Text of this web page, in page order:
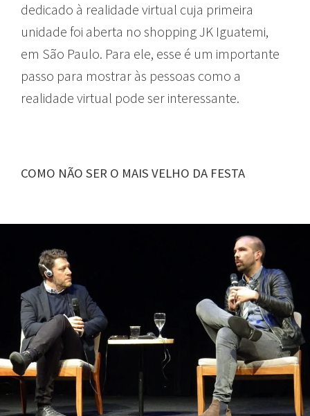
dedicado à realidade virtual cuja primeira
unidade foi aberta no shopping JK Iguatemi,
em São Paulo. Para ele, esse é um importante
passo para mostrar às pessoas como a
realidade virtual pode ser interessante.
COMO NÃO SER O MAIS VELHO DA FESTA